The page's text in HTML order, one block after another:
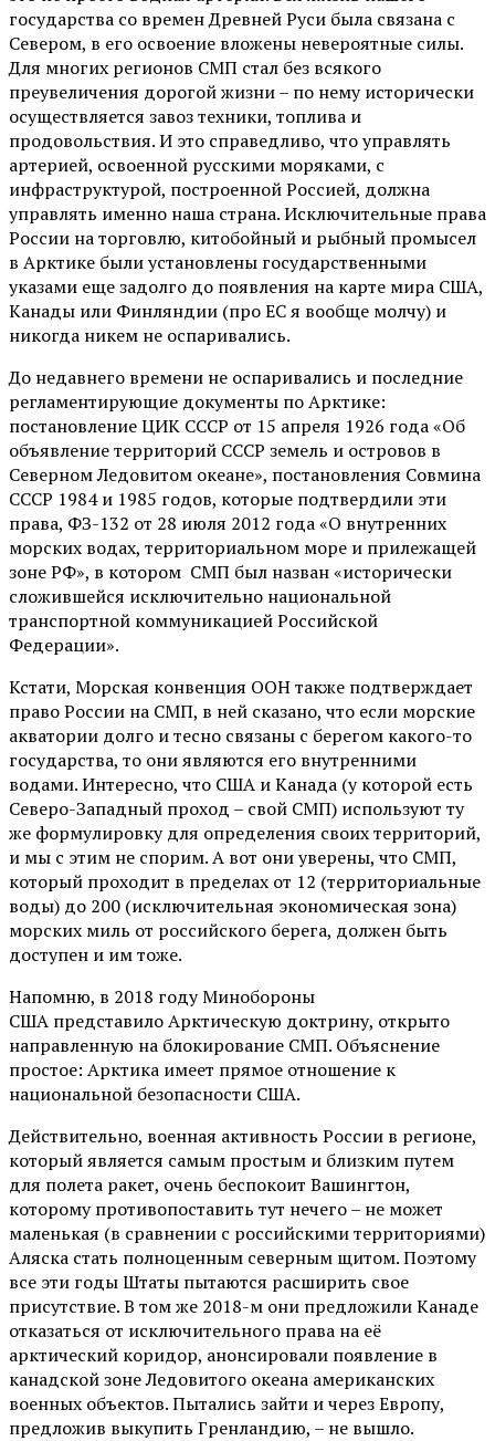
государства со времен Древней Руси была связана с
Севером, в его освоение вложены невероятные силы.
Для многих регионов СМП стал без всякого
преувеличения дорогой жизни – по нему исторически
осуществляется завоз техники, топлива и
продовольствия. И это справедливо, что управлять
артерией, освоенной русскими моряками, с
инфраструктурой, построенной Россией, должна
управлять именно наша страна. Исключительные права
России на торговлю, китобойный и рыбный промысел
в Арктике были установлены государственными
указами еще задолго до появления на карте мира США,
Канады или Финляндии (про ЕС я вообще молчу) и
никогда никем не оспаривались.
До недавнего времени не оспаривались и последние
регламентирующие документы по Арктике:
постановление ЦИК СССР от 15 апреля 1926 года «Об
объявление территорий СССР земель и островов в
Северном Ледовитом океане», постановления Совмина
СССР 1984 и 1985 годов, которые подтвердили эти
права, ФЗ-132 от 28 июля 2012 года «О внутренних
морских водах, территориальном море и прилежащей
зоне РФ», в котором СМП был назван «исторически
сложившейся исключительно национальной
транспортной коммуникацией Российской
Федерации».
Кстати, Морская конвенция ООН также подтверждает
право России на СМП, в ней сказано, что если морские
акватории долго и тесно связаны с берегом какого-то
государства, то они являются его внутренними
водами. Интересно, что США и Канада (у которой есть
Северо-Западный проход – свой СМП) используют ту
же формулировку для определения своих территорий,
и мы с этим не спорим. А вот они уверены, что СМП,
который проходит в пределах от 12 (территориальные
воды) до 200 (исключительная экономическая зона)
морских миль от российского берега, должен быть
доступен и им тоже.
Напомню, в 2018 году Минобороны
США представило Арктическую доктрину, открыто
направленную на блокирование СМП. Объяснение
простое: Арктика имеет прямое отношение к
национальной безопасности США.
Действительно, военная активность России в регионе,
который является самым простым и близким путем
для полета ракет, очень беспокоит Вашингтон,
которому противопоставить тут нечего – не может
маленькая (в сравнении с российскими территориями)
Аляска стать полноценным северным щитом. Поэтому
все эти годы Штаты пытаются расширить свое
присутствие. В том же 2018-м они предложили Канаде
отказаться от исключительного права на её
арктический коридор, анонсировали появление в
канадской зоне Ледовитого океана американских
военных объектов. Пытались зайти и через Европу,
предложив выкупить Гренландию, – не вышло.